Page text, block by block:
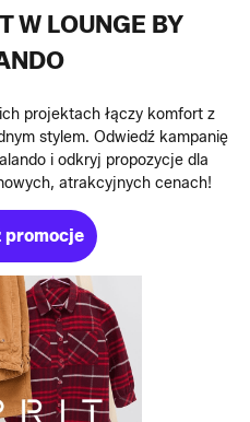
W LOUNGE BY
projektach łączy komfort z
stylem. Odwiedź kampanię
i odkryj propozycje dla
atrakcyjnych cenach!
promocje